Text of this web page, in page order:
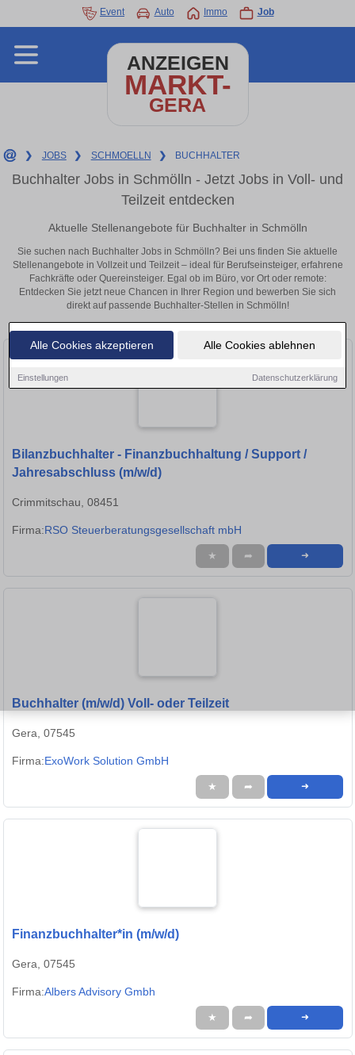
Alle Cookies akzeptieren Alle Cookies ablehnen
Einstellungen Datenschutzerklärung
Event Auto Immo Job
ANZEIGEN
MARKT-
GERA
❯ JOBS ❯ SCHMOELLN ❯ BUCHHALTER
Buchhalter Jobs in Schmölln - Jetzt Jobs in Voll- und
Teilzeit entdecken
Aktuelle Stellenangebote für Buchhalter in Schmölln
Sie suchen nach Buchhalter Jobs in Schmölln? Bei uns finden Sie aktuelle
Stellenangebote in Vollzeit und Teilzeit – ideal für Berufseinsteiger, erfahrene
Fachkräfte oder Quereinsteiger. Egal ob im Büro, vor Ort oder remote:
Entdecken Sie jetzt neue Chancen in Ihrer Region und bewerben Sie sich
direkt auf passende Buchhalter-Stellen in Schmölln!
Bilanzbuchhalter - Finanzbuchhaltung / Support /
Jahresabschluss (m/w/d)
Crimmitschau, 08451
Firma:RSO Steuerberatungsgesellschaft mbH
★ ➦ ➜
Buchhalter (m/w/d) Voll- oder Teilzeit
Gera, 07545
Firma:ExoWork Solution GmbH
★ ➦ ➜
Finanzbuchhalter*in (m/w/d)
Gera, 07545
Firma:Albers Advisory Gmbh
★ ➦ ➜